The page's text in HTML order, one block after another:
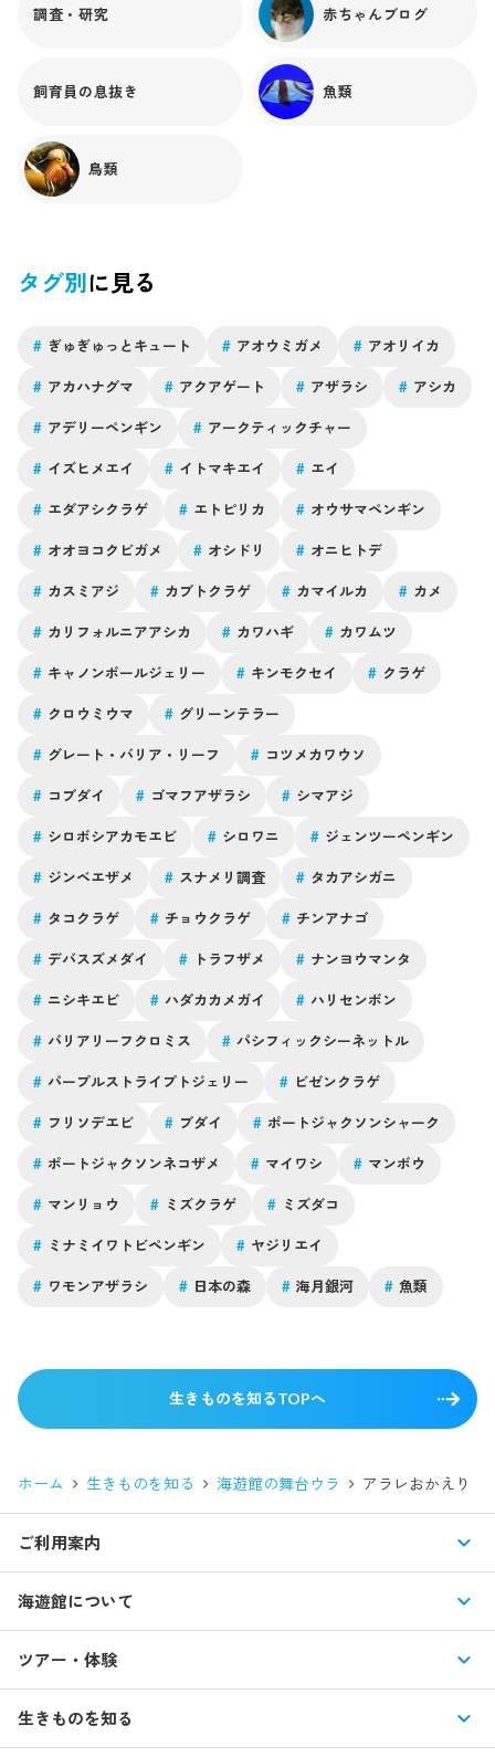
調査・研究 赤ちゃんブログ
飼育員の息抜き 魚類
鳥類
タグ別に見る
# ぎゅぎゅっとキュート # アオウミガメ # アオリイカ
# アカハナグマ # アクアゲート # アザラシ # アシカ
# アデリーペンギン # アークティックチャー
# イズヒメエイ # イトマキエイ # エイ
# エダアシクラゲ # エトピリカ # オウサマペンギン
# オオヨコクビガメ # オシドリ # オニヒトデ
# カスミアジ # カブトクラゲ # カマイルカ # カメ
# カリフォルニアアシカ # カワハギ # カワムツ
# キャノンボールジェリー # キンモクセイ # クラゲ
# クロウミウマ # グリーンテラー
# グレート・バリア・リーフ # コツメカワウソ
# コブダイ # ゴマフアザラシ # シマアジ
# シロボシアカモエビ # シロワニ # ジェンツーペンギン
# ジンベエザメ # スナメリ調査 # タカアシガニ
# タコクラゲ # チョウクラゲ # チンアナゴ
# デバスズメダイ # トラフザメ # ナンヨウマンタ
# ニシキエビ # ハダカカメガイ # ハリセンボン
# バリアリーフクロミス # パシフィックシーネットル
# パープルストライプトジェリー # ビゼンクラゲ
# フリソデエビ # ブダイ # ポートジャクソンシャーク
# ポートジャクソンネコザメ # マイワシ # マンボウ
# マンリョウ # ミズクラゲ # ミズダコ
# ミナミイワトビペンギン # ヤジリエイ
# ワモンアザラシ # 日本の森 # 海月銀河 # 魚類
生きものを知るTOPへ
ホーム 生きものを知る 海遊館の舞台ウラ アラレおかえり
ご利用案内
入館料・その他チケット
交通アクセス・駐車場
館内情報
海遊館について
特別企画展
はじめての海遊館
ツアー・体験
海遊館ガイドツアー
生きものを知る